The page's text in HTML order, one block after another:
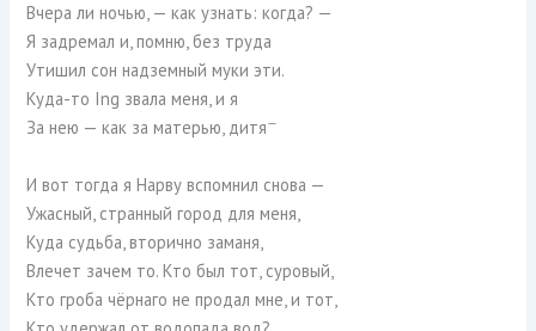
Вчера ли ночью, — как узнать: когда? —
Я задремал и, помню, без труда
Утишил сон надземный муки эти.
Куда-то Ing звала меня, и я
За нею — как за матерью, дитя—
И вот тогда я Нарву вспомнил снова —
Ужасный, странный город для меня,
Куда судьба, вторично заманя,
Влечет зачем то. Кто был тот, суровый,
Кто гроба чёрнаго не продал мне, и тот,